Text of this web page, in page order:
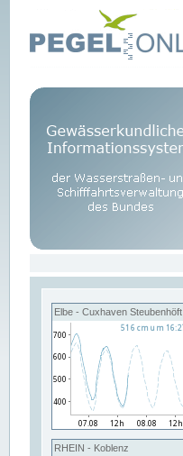
Elbe - Cuxhaven Steubenhöft
RHEIN - Koblenz